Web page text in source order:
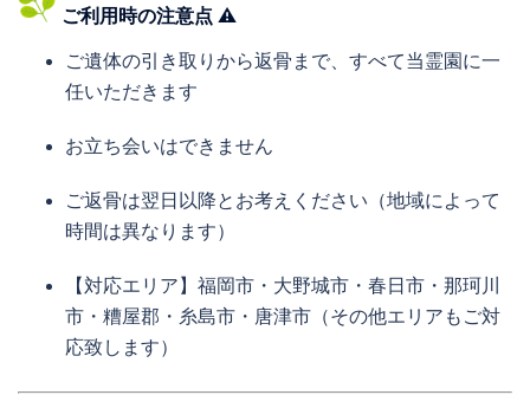
ご利用時の注意点 ⚠
ご遺体の引き取りから返骨まで、すべて当霊園に一
任いただきます
お立ち会いはできません
ご返骨は翌日以降とお考えください（地域によって
時間は異なります）
【対応エリア】福岡市・大野城市・春日市・那珂川
市・糟屋郡・糸島市・唐津市（その他エリアもご対
応致します）